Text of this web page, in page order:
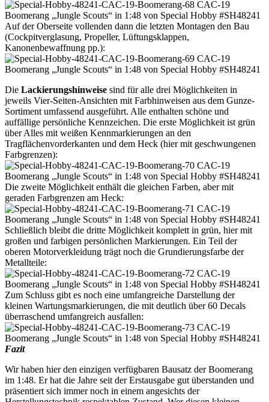
Auf der Oberseite vollenden dann die letzten Montagen den Bau
(Cockpitverglasung, Propeller, Lüftungsklappen,
Kanonenbewaffnung pp.):
Die Lackierungshinweise sind für alle drei Möglichkeiten in
jeweils Vier-Seiten-Ansichten mit Farbhinweisen aus dem Gunze-
Sortiment umfassend ausgeführt. Alle enthalten schöne und
auffällige persönliche Kennzeichen. Die erste Möglichkeit ist grün
über Alles mit weißen Kennmarkierungen an den
Tragflächenvorderkanten und dem Heck (hier mit geschwungenen
Farbgrenzen):
Die zweite Möglichkeit enthält die gleichen Farben, aber mit
geraden Farbgrenzen am Heck:
Schließlich bleibt die dritte Möglichkeit komplett in grün, hier mit
großen und farbigen persönlichen Markierungen. Ein Teil der
oberen Motorverkleidung trägt noch die Grundierungsfarbe der
Metallteile:
Zum Schluss gibt es noch eine umfangreiche Darstellung der
kleinen Wartungsmarkierungen, die mit deutlich über 60 Decals
überraschend umfangreich ausfallen:
Fazit
Wir haben hier den einzigen verfügbaren Bausatz der Boomerang
im 1:48. Er hat die Jahre seit der Erstausgabe gut überstanden und
präsentiert sich immer noch in einem angesichts der